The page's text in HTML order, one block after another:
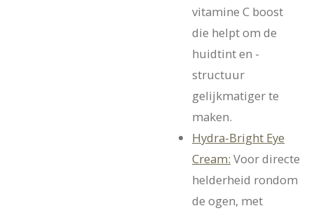
vitamine C boost
die helpt om de
huidtint en -
structuur
gelijkmatiger te
maken.
Hydra-Bright Eye
Cream: Voor directe
helderheid rondom
de ogen, met